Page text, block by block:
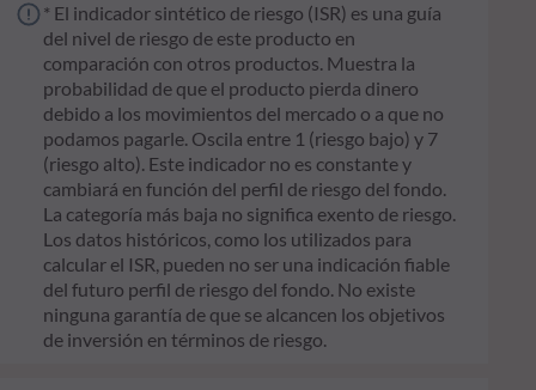
* El indicador sintético de riesgo (ISR) es una guía
del nivel de riesgo de este producto en
comparación con otros productos. Muestra la
probabilidad de que el producto pierda dinero
debido a los movimientos del mercado o a que no
podamos pagarle. Oscila entre 1 (riesgo bajo) y 7
(riesgo alto). Este indicador no es constante y
cambiará en función del perfil de riesgo del fondo.
La categoría más baja no significa exento de riesgo.
Los datos históricos, como los utilizados para
calcular el ISR, pueden no ser una indicación fiable
del futuro perfil de riesgo del fondo. No existe
ninguna garantía de que se alcancen los objetivos
de inversión en términos de riesgo.